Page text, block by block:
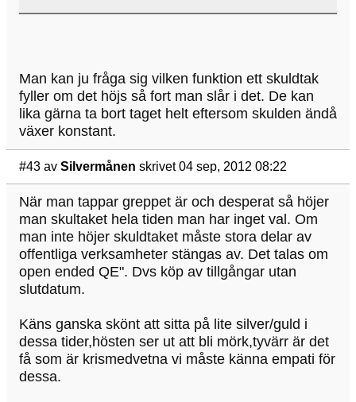
Man kan ju fråga sig vilken funktion ett skuldtak
fyller om det höjs så fort man slår i det. De kan
lika gärna ta bort taget helt eftersom skulden ändå
växer konstant.
#43 av Silvermånen skrivet 04 sep, 2012 08:22
När man tappar greppet är och desperat så höjer
man skultaket hela tiden man har inget val. Om
man inte höjer skuldtaket måste stora delar av
offentliga verksamheter stängas av. Det talas om
open ended QE". Dvs köp av tillgångar utan
slutdatum.
Käns ganska skönt att sitta på lite silver/guld i
dessa tider,hösten ser ut att bli mörk,tyvärr är det
få som är krismedvetna vi måste känna empati för
dessa.